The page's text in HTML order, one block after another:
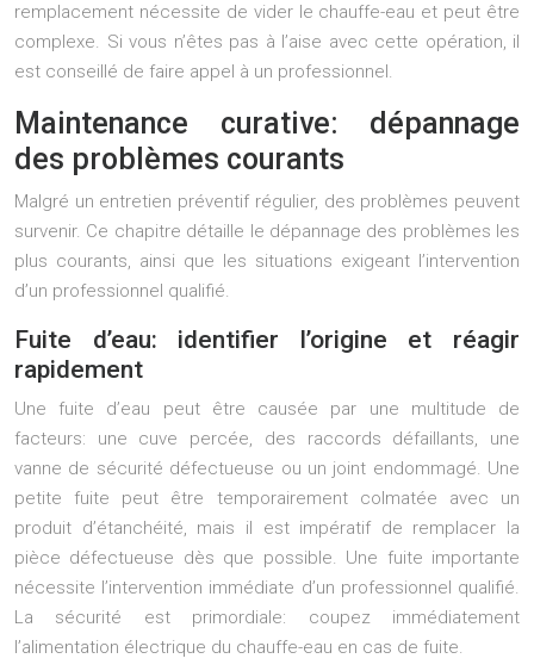
remplacement nécessite de vider le chauffe-eau et peut être
complexe. Si vous n’êtes pas à l’aise avec cette opération, il
est conseillé de faire appel à un professionnel.
Maintenance curative: dépannage
des problèmes courants
Malgré un entretien préventif régulier, des problèmes peuvent
survenir. Ce chapitre détaille le dépannage des problèmes les
plus courants, ainsi que les situations exigeant l’intervention
d’un professionnel qualifié.
Fuite d’eau: identifier l’origine et réagir
rapidement
Une fuite d’eau peut être causée par une multitude de
facteurs: une cuve percée, des raccords défaillants, une
vanne de sécurité défectueuse ou un joint endommagé. Une
petite fuite peut être temporairement colmatée avec un
produit d’étanchéité, mais il est impératif de remplacer la
pièce défectueuse dès que possible. Une fuite importante
nécessite l’intervention immédiate d’un professionnel qualifié.
La sécurité est primordiale: coupez immédiatement
l’alimentation électrique du chauffe-eau en cas de fuite.